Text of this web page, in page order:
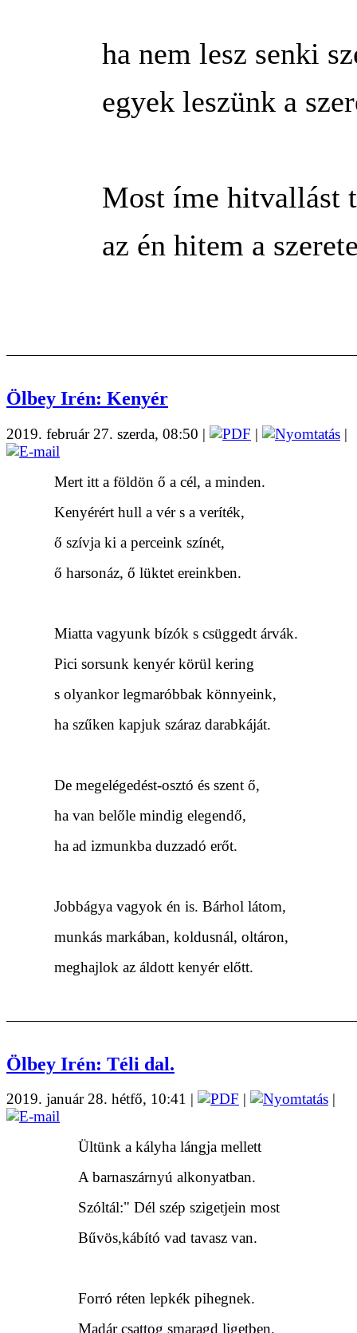
ha nem lesz senki
egyek leszünk a
Most íme hitvallást
az én hitem a
Ölbey Irén: Kenyér
2019. február 27. szerda, 08:50 | | |
Mert itt a földön ő a cél, a minden.
Kenyérért hull a vér s a veríték,
ő szívja ki a perceink színét,
ő harsonáz, ő lüktet ereinkben.
Miatta vagyunk bízók s csüggedt árvák.
Pici sorsunk kenyér körül kering
s olyankor legmaróbbak könnyeink,
ha szűken kapjuk száraz darabkáját.
De megelégedést-osztó és szent ő,
ha van belőle mindig elegendő,
ha ad izmunkba duzzadó erőt.
Jobbágya vagyok én is. Bárhol látom,
munkás markában, koldusnál, oltáron,
meghajlok az áldott kenyér előtt.
Ölbey Irén: Téli dal.
2019. január 28. hétfő, 10:41 | | |
Ültünk a kályha lángja mellett
A barnaszárnyú alkonyatban.
Szóltál:" Dél szép szigetjein most
Bűvös,kábító vad tavasz van.
Forró réten lepkék pihegnek.
Madár csattog smaragd ligetben.